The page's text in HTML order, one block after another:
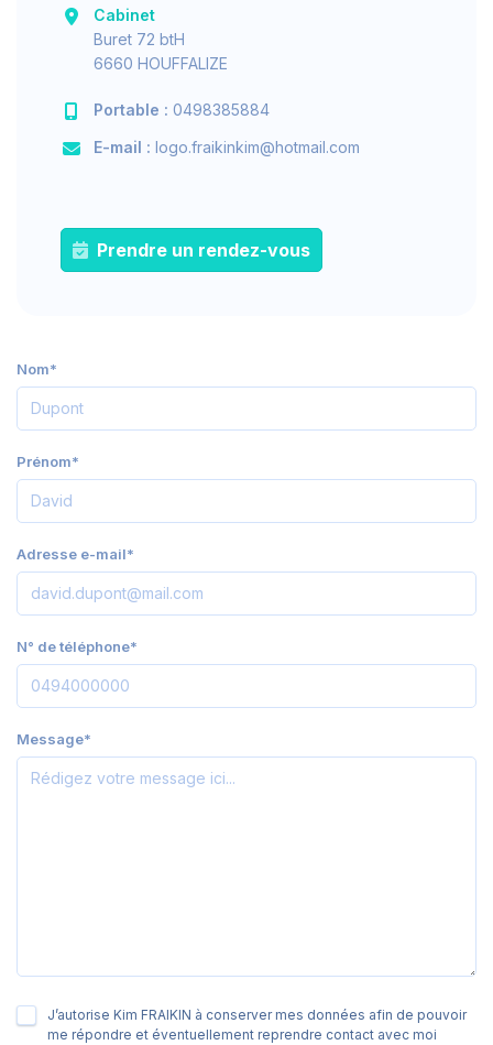
Cabinet
Buret 72 btH
6660 HOUFFALIZE
Portable : 0498385884
E-mail : logo.fraikinkim@hotmail.com
Prendre un rendez-vous
Nom*
Prénom*
Adresse e-mail*
N° de téléphone*
Message*
J’autorise Kim FRAIKIN à conserver mes données afin de pouvoir
me répondre et éventuellement reprendre contact avec moi